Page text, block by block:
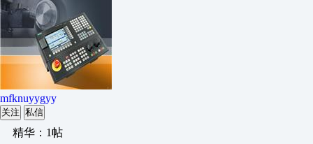
mfknuyygyy
关注 私信
精华：1帖